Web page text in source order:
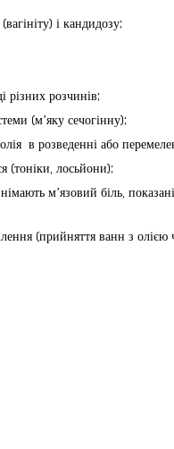
і кандидозу;
різних розчинів;
(м’яку сечогінну);
в розведенні або
(тоніки, лосьйони);
м’язовий біль,
(прийняття ванн з